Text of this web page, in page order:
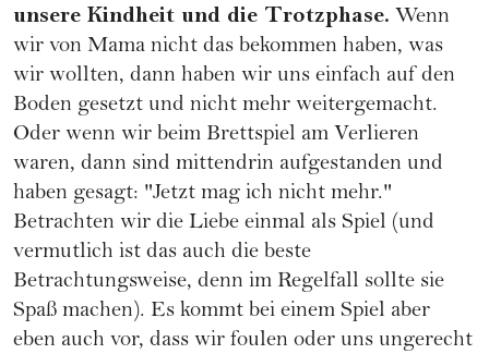
unsere Kindheit und die Trotzphase. Wenn
wir von Mama nicht das bekommen haben, was
wir wollten, dann haben wir uns einfach auf den
Boden gesetzt und nicht mehr weitergemacht.
Oder wenn wir beim Brettspiel am Verlieren
waren, dann sind mittendrin aufgestanden und
haben gesagt: "Jetzt mag ich nicht mehr."
Betrachten wir die Liebe einmal als Spiel (und
vermutlich ist das auch die beste
Betrachtungsweise, denn im Regelfall sollte sie
Spaß machen). Es kommt bei einem Spiel aber
eben auch vor, dass wir foulen oder uns ungerecht